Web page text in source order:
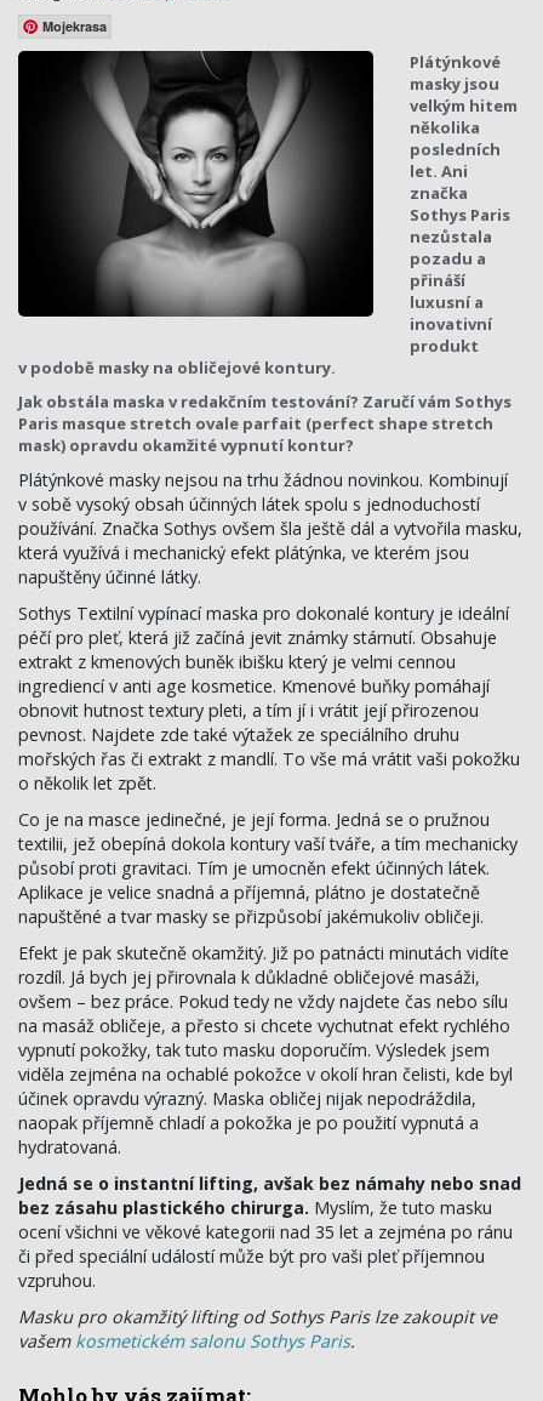
Mojekrasa
Plátýnkové
masky jsou
velkým hitem
několika
posledních
let. Ani
značka
Sothys Paris
nezůstala
pozadu a
přináší
luxusní a
inovativní
produkt
v podobě masky na obličejové kontury.
Jak obstála maska v redakčním testování? Zaručí vám Sothys
Paris masque stretch ovale parfait (perfect shape stretch
mask) opravdu okamžité vypnutí kontur?
Plátýnkové masky nejsou na trhu žádnou novinkou. Kombinují
v sobě vysoký obsah účinných látek spolu s jednoduchostí
používání. Značka Sothys ovšem šla ještě dál a vytvořila masku,
která využívá i mechanický efekt plátýnka, ve kterém jsou
napuštěny účinné látky.
Sothys Textilní vypínací maska pro dokonalé kontury je ideální
péčí pro pleť, která již začíná jevit známky stárnutí. Obsahuje
extrakt z kmenových buněk ibišku který je velmi cennou
ingrediencí v anti age kosmetice. Kmenové buňky pomáhají
obnovit hutnost textury pleti, a tím jí i vrátit její přirozenou
pevnost. Najdete zde také výtažek ze speciálního druhu
mořských řas či extrakt z mandlí. To vše má vrátit vaši pokožku
o několik let zpět.
Co je na masce jedinečné, je její forma. Jedná se o pružnou
textilii, jež obepíná dokola kontury vaší tváře, a tím mechanicky
působí proti gravitaci. Tím je umocněn efekt účinných látek.
Aplikace je velice snadná a příjemná, plátno je dostatečně
napuštěné a tvar masky se přizpůsobí jakémukoliv obličeji.
Efekt je pak skutečně okamžitý. Již po patnácti minutách vidíte
rozdíl. Já bych jej přirovnala k důkladné obličejové masáži,
ovšem – bez práce. Pokud tedy ne vždy najdete čas nebo sílu
na masáž obličeje, a přesto si chcete vychutnat efekt rychlého
vypnutí pokožky, tak tuto masku doporučím. Výsledek jsem
viděla zejména na ochablé pokožce v okolí hran čelisti, kde byl
účinek opravdu výrazný. Maska obličej nijak nepodráždila,
naopak příjemně chladí a pokožka je po použití vypnutá a
hydratovaná.
Jedná se o instantní lifting, avšak bez námahy nebo snad
bez zásahu plastického chirurga. Myslím, že tuto masku
ocení všichni ve věkové kategorii nad 35 let a zejména po ránu
či před speciální událostí může být pro vaši pleť příjemnou
vzpruhou.
Masku pro okamžitý lifting od Sothys Paris lze zakoupit ve
vašem kosmetickém salonu Sothys Paris.
Mohlo by vás zajímat: